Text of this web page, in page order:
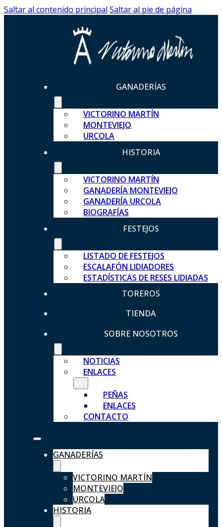
Saltar al contenido principal Saltar al pie de página
GANADERÍAS
VICTORINO MARTÍN
MONTEVIEJO
URCOLA
HISTORIA
VICTORINO MARTÍN
GANADERÍA MONTEVIEJO
GANADERÍA URCOLA
BIOGRAFÍAS
FESTEJOS
LISTADO DE FESTEJOS
ESCALAFÓN LIDIADORES
ESTADÍSTICAS DE RESES LIDIADAS
TOREROS
TIENDA
SOBRE NOSOTROS
NOTICIAS
ENLACES
PEÑAS
ENLACES
CONTACTO
GANADERÍAS
VICTORINO MARTÍN
MONTEVIEJO
URCOLA
HISTORIA